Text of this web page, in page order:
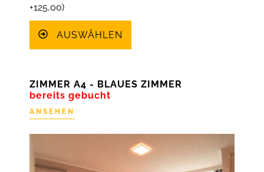
+125,00)
AUSWÄHLEN
ZIMMER A4 - BLAUES ZIMMER
bereits gebucht
ANSEHEN